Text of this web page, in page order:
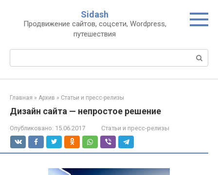
контенту
Sidash
Продвижение сайтов, соцсети, Wordpress,
путешествия
Главная » Архив » Статьи и пресс-релизы
Дизайн сайта — непростое решение
Опубликовано: 15.06.2017 Статьи и пресс-релизы